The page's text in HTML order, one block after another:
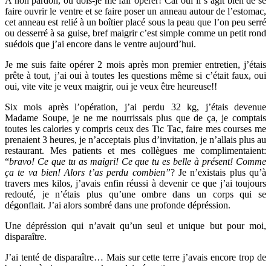
faire ouvrir le ventre et se faire poser un anneau autour de l’estomac,
cet anneau est relié à un boîtier placé sous la peau que l’on peu serré
ou desserré à sa guise, bref maigrir c’est simple comme un petit rond
suédois que j’ai encore dans le ventre aujourd’hui.
Je me suis faite opérer 2 mois après mon premier entretien, j’étais
prête à tout, j’ai oui à toutes les questions même si c’était faux, oui
oui, vite vite je veux maigrir, oui je veux être heureuse!!
Six mois après l’opération, j’ai perdu 32 kg, j’étais devenue
Madame Soupe, je ne me nourrissais plus que de ça, je comptais
toutes les calories y compris ceux des Tic Tac, faire mes courses me
prenaient 3 heures, je n’acceptais plus d’invitation, je n’allais plus au
restaurant. Mes patients et mes collègues me complimentaient:
“bravo! Ce que tu as maigri! Ce que tu es belle à présent! Comme
ça te va bien! Alors t’as perdu combien”? Je n’existais plus qu’à
travers mes kilos, j’avais enfin réussi à devenir ce que j’ai toujours
redouté, je n’étais plus qu’une ombre dans un corps qui se
dégonflait. J’ai alors sombré dans une profonde dépréssion.
Une dépréssion qui n’avait qu’un seul et unique but pour moi,
disparaître.
J’ai tenté de disparaître… Mais sur cette terre j’avais encore trop de